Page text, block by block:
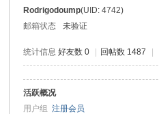
Rodrigodoump(UID: 4742)
邮箱状态
未验证
统计信息 好友数 0 回帖数 1487
活跃概况
用户组注册会员